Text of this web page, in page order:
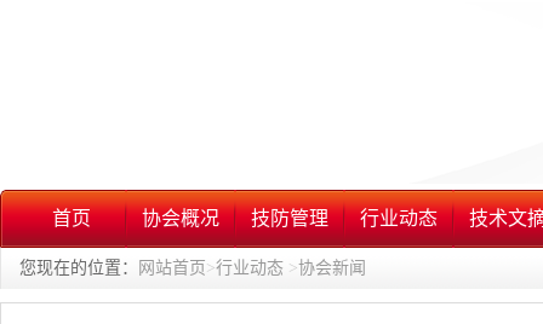
首页 协会概况 技防管理 行业动态 技术文
您现在的位置： 网站首页 >行业动态 >协会新闻